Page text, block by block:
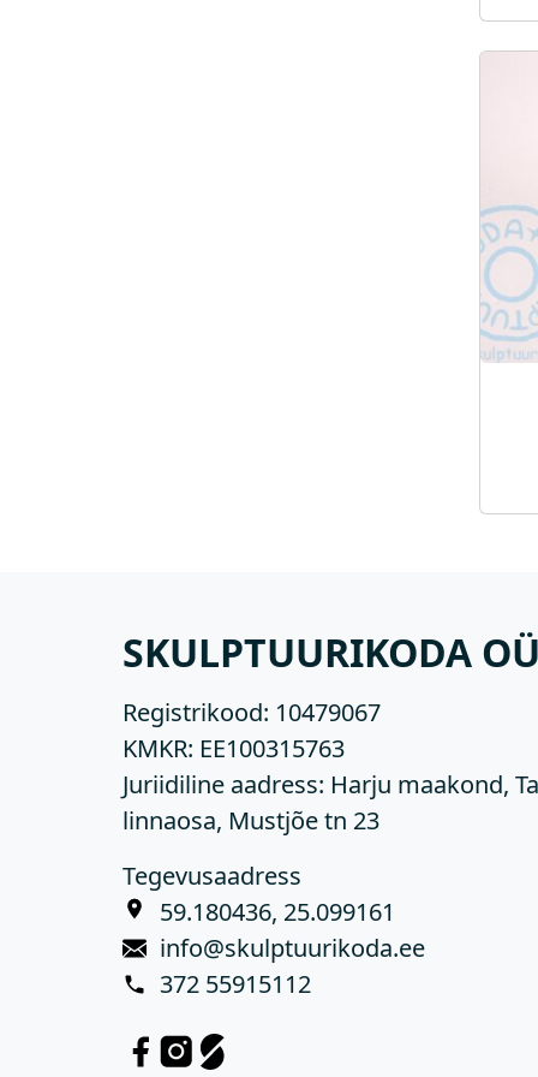
SKULPTUURIKODA
Registrikood: 10479067
KMKR: EE100315763
Juriidiline aadress: Harju maakond,
linnaosa, Mustjõe tn 23
Tegevusaadress
59.180436, 25.099161
info@skulptuurikoda.ee
372 55915112